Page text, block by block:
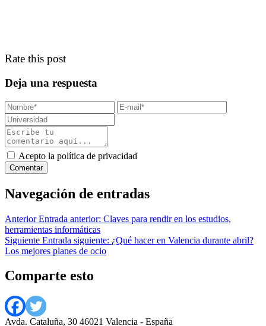
Rate this post
Deja una respuesta
Acepto la política de privacidad
Navegación de entradas
Anterior Entrada anterior: Claves para rendir en los estudios,
herramientas informáticas
Siguiente Entrada siguiente: ¿Qué hacer en Valencia durante abril?
Los mejores planes de ocio
Comparte esto
Avda. Cataluña, 30 46021 Valencia - España